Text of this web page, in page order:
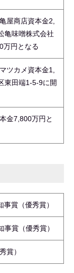
屋商店資本金2,
亀味噌株式会社
万円となる
ツカメ資本金1,
東田端1-5-9に開
金7,800万円と
賞（優秀賞）
賞（優秀賞）
賞）